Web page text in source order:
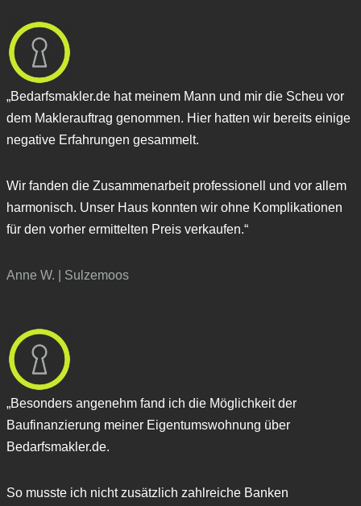
„Bedarfsmakler.de hat meinem Mann und mir die Scheu vor
dem Maklerauftrag genommen. Hier hatten wir bereits einige
negative Erfahrungen gesammelt.
Wir fanden die Zusammenarbeit professionell und vor allem
harmonisch. Unser Haus konnten wir ohne Komplikationen
für den vorher ermittelten Preis verkaufen.“
Anne W. | Sulzemoos
„Besonders angenehm fand ich die Möglichkeit der
Baufinanzierung meiner Eigentumswohnung über
Bedarfsmakler.de.
So musste ich nicht zusätzlich zahlreiche Banken